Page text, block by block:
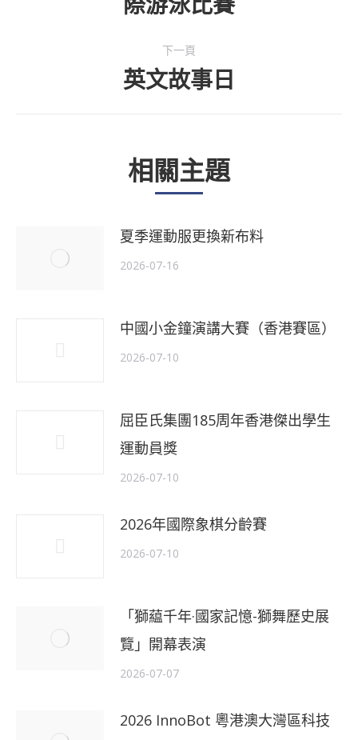
post:
下一頁
下
主
題
英文故事日
相關主題
夏季運動服更換新布料
2026-07-16
中國小金鐘演講大賽（香港賽區）
2026-07-10
屈臣氏集團185周年香港傑出學生
運動員獎
2026-07-10
2026年國際象棋分齡賽
2026-07-10
「獅藴千年·國家記憶-獅舞歷史展
覽」開幕表演
2026-07-07
2026 InnoBot 粵港澳大灣區科技